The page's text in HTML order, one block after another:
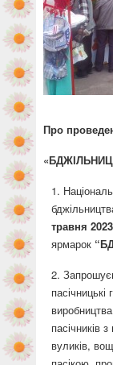
Про
травня
ярмарок
пасічників
вуликів,